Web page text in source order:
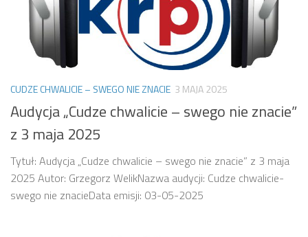
CUDZE CHWALICIE – SWEGO NIE ZNACIE 3 MAJA 2025
Audycja „Cudze chwalicie – swego nie znacie”
z 3 maja 2025
Tytuł: Audycja „Cudze chwalicie – swego nie znacie” z 3 maja
2025 Autor: Grzegorz WelikNazwa audycji: Cudze chwalicie-
swego nie znacieData emisji: 03-05-2025